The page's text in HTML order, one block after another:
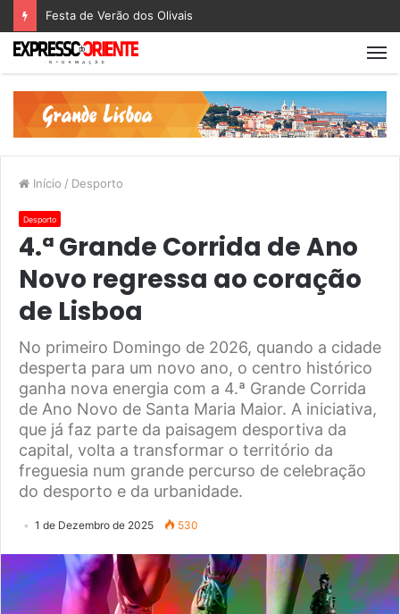
Festa de Verão dos Olivais
Início / Desporto
Desporto
4.ª Grande Corrida de Ano
Novo regressa ao coração
de Lisboa
No primeiro Domingo de 2026, quando a cidade
desperta para um novo ano, o centro histórico
ganha nova energia com a 4.ª Grande Corrida
de Ano Novo de Santa Maria Maior. A iniciativa,
que já faz parte da paisagem desportiva da
capital, volta a transformar o território da
freguesia num grande percurso de celebração
do desporto e da urbanidade.
1 de Dezembro de 2025 530